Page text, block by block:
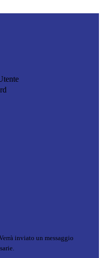
inviato un messaggio